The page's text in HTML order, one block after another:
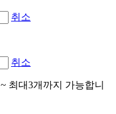
취소
취소
최대3개까지 가능합니